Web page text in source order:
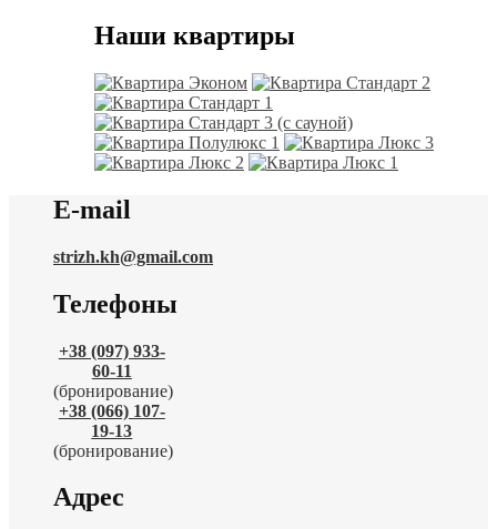
Наши квартиры
E-mail
strizh.kh@gmail.com
Телефоны
+38 (097) 933-
60-11
(бронирование)
+38 (066) 107-
19-13
(бронирование)
Адрес